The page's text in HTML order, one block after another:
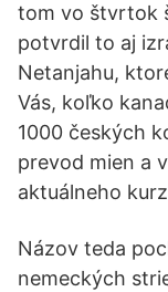
tom vo štvrtok
potvrdil to aj
Netanjahu,
Vás, koľko
1000 českých
prevod mien a
aktuálneho
Názov teda
nemeckých